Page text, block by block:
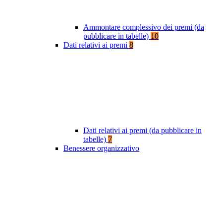
Ammontare complessivo dei premi (da
pubblicare in tabelle) 10
Dati relativi ai premi 8
Dati relativi ai premi (da pubblicare in
tabelle) 7
Benessere organizzativo